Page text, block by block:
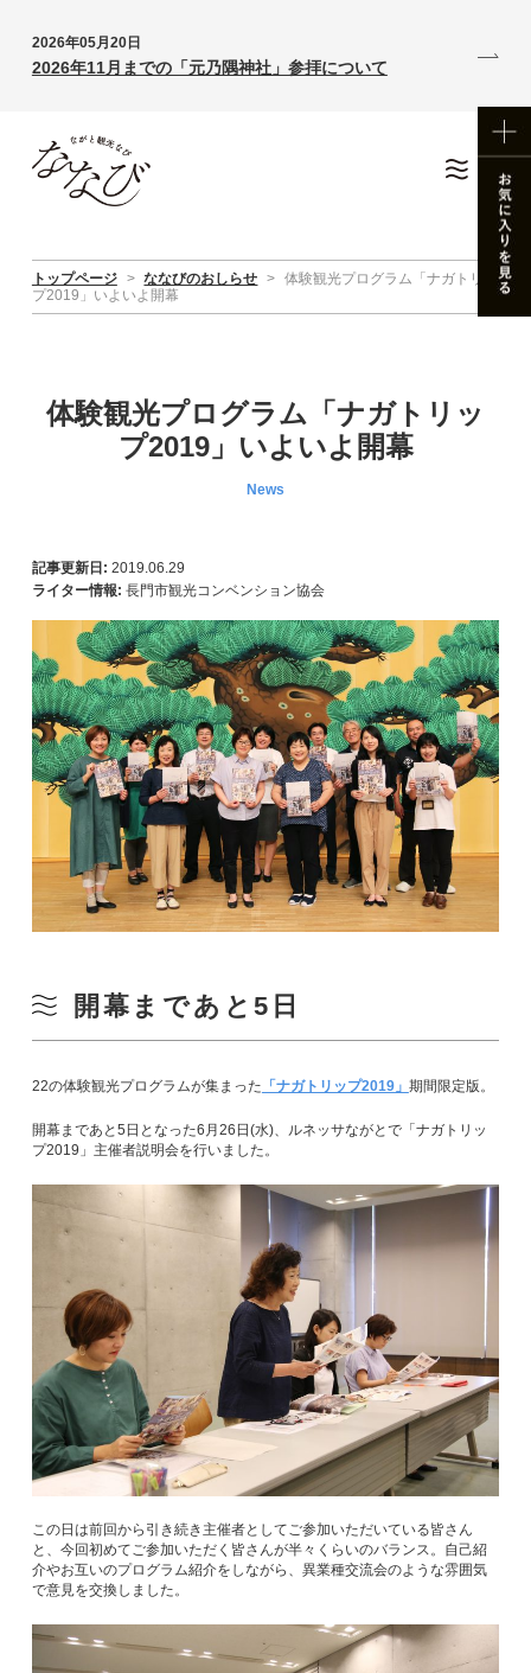
2026年05月20日
2026年11月までの「元乃隅神社」参拝について
トップページ > ななびのおしらせ > 体験観光プログラム「ナガトリッ
プ2019」いよいよ開幕
体験観光プログラム「ナガトリッ
プ2019」いよいよ開幕
News
記事更新日: 2019.06.29
ライター情報: 長門市観光コンベンション協会
開幕まであと5日
22の体験観光プログラムが集まった 「ナガトリップ2019」 期間限定版。
開幕まであと5日となった6月26日(水)、ルネッサながとで「ナガトリッ
プ2019」主催者説明会を行いました。
この日は前回から引き続き主催者としてご参加いただいている皆さん
と、今回初めてご参加いただく皆さんが半々くらいのバランス。自己紹
介やお互いのプログラム紹介をしながら、異業種交流会のような雰囲気
で意見を交換しました。